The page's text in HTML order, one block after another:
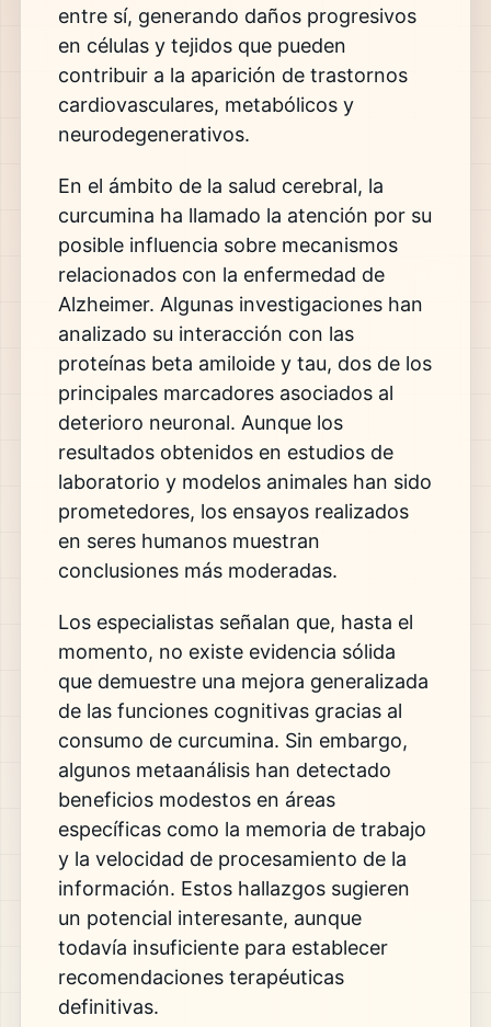
entre sí, generando daños progresivos
en células y tejidos que pueden
contribuir a la aparición de trastornos
cardiovasculares, metabólicos y
neurodegenerativos.
En el ámbito de la salud cerebral, la
curcumina ha llamado la atención por su
posible influencia sobre mecanismos
relacionados con la enfermedad de
Alzheimer. Algunas investigaciones han
analizado su interacción con las
proteínas beta amiloide y tau, dos de los
principales marcadores asociados al
deterioro neuronal. Aunque los
resultados obtenidos en estudios de
laboratorio y modelos animales han sido
prometedores, los ensayos realizados
en seres humanos muestran
conclusiones más moderadas.
Los especialistas señalan que, hasta el
momento, no existe evidencia sólida
que demuestre una mejora generalizada
de las funciones cognitivas gracias al
consumo de curcumina. Sin embargo,
algunos metaanálisis han detectado
beneficios modestos en áreas
específicas como la memoria de trabajo
y la velocidad de procesamiento de la
información. Estos hallazgos sugieren
un potencial interesante, aunque
todavía insuficiente para establecer
recomendaciones terapéuticas
definitivas.